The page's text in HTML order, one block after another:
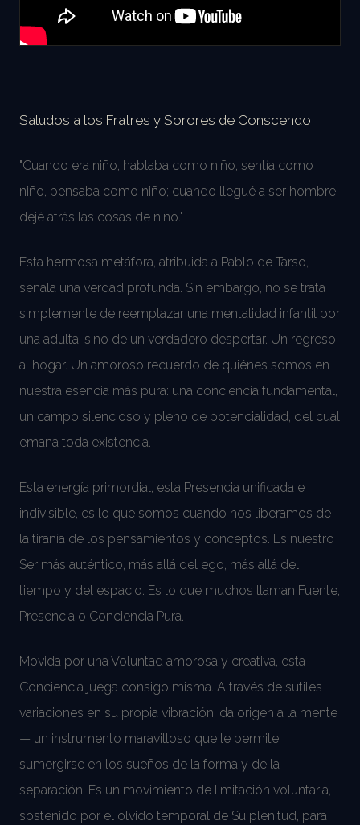
Saludos a los Fratres y Sorores de Conscendo,
"Cuando era niño, hablaba como niño, sentía como
niño, pensaba como niño; cuando llegué a ser hombre,
dejé atrás las cosas de niño."
Esta hermosa metáfora, atribuida a Pablo de Tarso,
señala una verdad profunda. Sin embargo, no se trata
simplemente de reemplazar una mentalidad infantil por
una adulta, sino de un verdadero despertar. Un regreso
al hogar. Un amoroso recuerdo de quiénes somos en
nuestra esencia más pura: una conciencia fundamental,
un campo silencioso y pleno de potencialidad, del cual
emana toda existencia.
Esta energía primordial, esta Presencia unificada e
indivisible, es lo que somos cuando nos liberamos de
la tiranía de los pensamientos y conceptos. Es nuestro
Ser más auténtico, más allá del ego, más allá del
tiempo y del espacio. Es lo que muchos llaman Fuente,
Presencia o Conciencia Pura.
Movida por una Voluntad amorosa y creativa, esta
Conciencia juega consigo misma. A través de sutiles
variaciones en su propia vibración, da origen a la mente
— un instrumento maravilloso que le permite
sumergirse en los sueños de la forma y de la
separación. Es un movimiento de limitación voluntaria,
sostenido por el olvido temporal de Su plenitud, para